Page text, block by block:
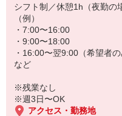
お散歩の付き添いや、日々の
た時間が流れています。
シフト制／休憩1h（夜勤の
（例）
・7:00〜16:00
・9:00〜18:00
・16:00〜翌9:00（希望者の
など
※残業なし
※週3日〜OK
アクセス・勤務地